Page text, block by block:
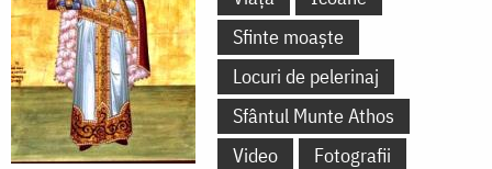
Sfinte moaște
Locuri de pelerinaj
Sfântul Munte Athos
Video
Fotografii